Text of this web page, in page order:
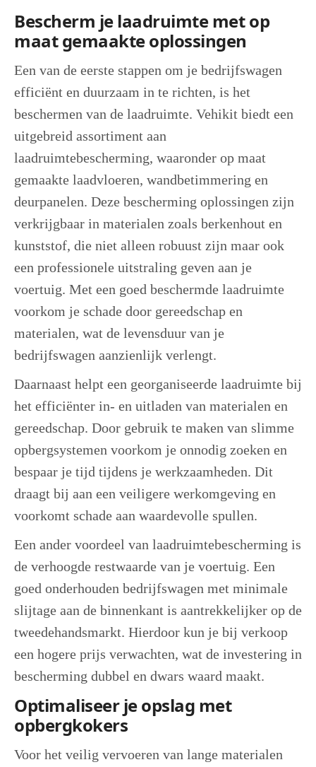
Bescherm je laadruimte met op
maat gemaakte oplossingen
Een van de eerste stappen om je bedrijfswagen
efficiënt en duurzaam in te richten, is het
beschermen van de laadruimte. Vehikit biedt een
uitgebreid assortiment aan
laadruimtebescherming, waaronder op maat
gemaakte laadvloeren, wandbetimmering en
deurpanelen. Deze bescherming oplossingen zijn
verkrijgbaar in materialen zoals berkenhout en
kunststof, die niet alleen robuust zijn maar ook
een professionele uitstraling geven aan je
voertuig. Met een goed beschermde laadruimte
voorkom je schade door gereedschap en
materialen, wat de levensduur van je
bedrijfswagen aanzienlijk verlengt.
Daarnaast helpt een georganiseerde laadruimte bij
het efficiënter in- en uitladen van materialen en
gereedschap. Door gebruik te maken van slimme
opbergsystemen voorkom je onnodig zoeken en
bespaar je tijd tijdens je werkzaamheden. Dit
draagt bij aan een veiligere werkomgeving en
voorkomt schade aan waardevolle spullen.
Een ander voordeel van laadruimtebescherming is
de verhoogde restwaarde van je voertuig. Een
goed onderhouden bedrijfswagen met minimale
slijtage aan de binnenkant is aantrekkelijker op de
tweedehandsmarkt. Hierdoor kun je bij verkoop
een hogere prijs verwachten, wat de investering in
bescherming dubbel en dwars waard maakt.
Optimaliseer je opslag met
opbergkokers
Voor het veilig vervoeren van lange materialen